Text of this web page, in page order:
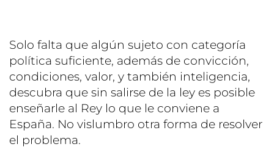
Solo falta que algún sujeto con categoría
política suficiente, además de convicción,
condiciones, valor, y también inteligencia,
descubra que sin salirse de la ley es posible
enseñarle al Rey lo que le conviene a
España. No vislumbro otra forma de resolver
el problema.